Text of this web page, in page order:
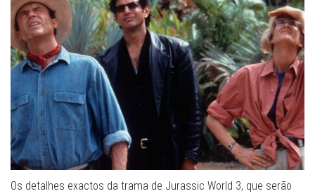
Os detalhes exactos da trama de Jurassic World 3, que serão